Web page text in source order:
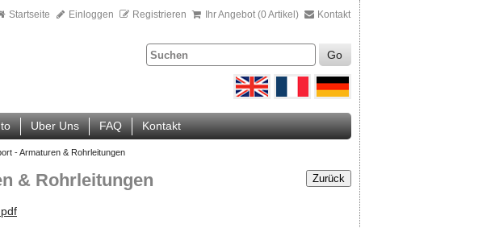
Startseite Einloggen Registrieren Ihr Angebot (0 Artikel) Kontakt
Go
Uber Uns FAQ Kontakt
- Armaturen & Rohrleitungen
Zurück
& Rohrleitungen